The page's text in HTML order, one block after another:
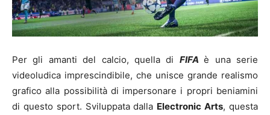
Per gli amanti del calcio, quella di FIFAè una serie
videoludica imprescindibile, che unisce grande realismo
grafico alla possibilità di impersonare i propri beniamini
di questo sport. Sviluppata dalla Electronic Arts, questa